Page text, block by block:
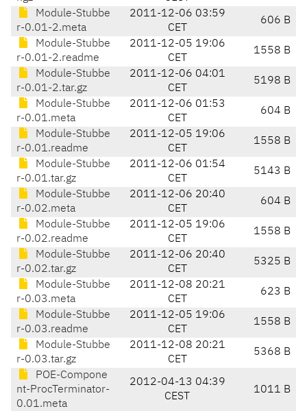
Module-Stubbe
r-0.01-2.meta
2011-12-06 03:59
CET
606 B
Module-Stubbe
r-0.01-2.readme
2011-12-05 19:06
CET
1558 B
Module-Stubbe
r-0.01-2.tar.gz
2011-12-06 04:01
CET
5198 B
Module-Stubbe
r-0.01.meta
2011-12-06 01:53
CET
604 B
Module-Stubbe
r-0.01.readme
2011-12-05 19:06
CET
1558 B
Module-Stubbe
r-0.01.tar.gz
2011-12-06 01:54
CET
5143 B
Module-Stubbe
r-0.02.meta
2011-12-06 20:40
CET
604 B
Module-Stubbe
r-0.02.readme
2011-12-05 19:06
CET
1558 B
Module-Stubbe
r-0.02.tar.gz
2011-12-06 20:40
CET
5325 B
Module-Stubbe
r-0.03.meta
2011-12-08 20:21
CET
623 B
Module-Stubbe
r-0.03.readme
2011-12-05 19:06
CET
1558 B
Module-Stubbe
r-0.03.tar.gz
2011-12-08 20:21
CET
5368 B
POE-Compone
nt-ProcTerminator-
0.01.meta
2012-04-13 04:39
CEST
1011 B